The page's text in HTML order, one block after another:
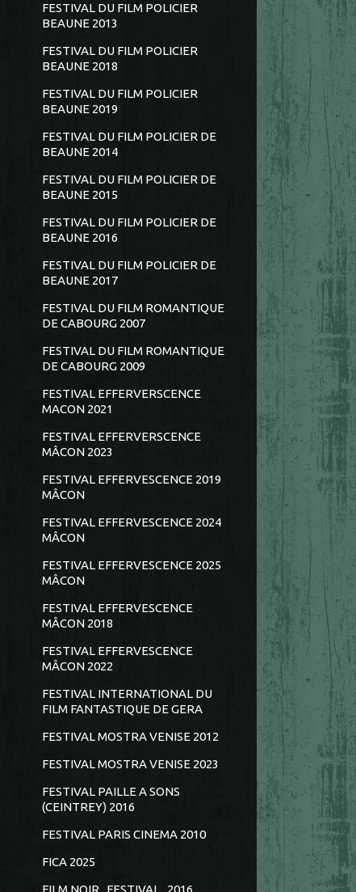
FESTIVAL DU FILM POLICIER
BEAUNE 2013
FESTIVAL DU FILM POLICIER
BEAUNE 2018
FESTIVAL DU FILM POLICIER
BEAUNE 2019
FESTIVAL DU FILM POLICIER DE
BEAUNE 2014
FESTIVAL DU FILM POLICIER DE
BEAUNE 2015
FESTIVAL DU FILM POLICIER DE
BEAUNE 2016
FESTIVAL DU FILM POLICIER DE
BEAUNE 2017
FESTIVAL DU FILM ROMANTIQUE
DE CABOURG 2007
FESTIVAL DU FILM ROMANTIQUE
DE CABOURG 2009
FESTIVAL EFFERVERSCENCE
MACON 2021
FESTIVAL EFFERVERSCENCE
MÂCON 2023
FESTIVAL EFFERVESCENCE 2019
MÂCON
FESTIVAL EFFERVESCENCE 2024
MÂCON
FESTIVAL EFFERVESCENCE 2025
MÂCON
FESTIVAL EFFERVESCENCE
MÂCON 2018
FESTIVAL EFFERVESCENCE
MÂCON 2022
FESTIVAL INTERNATIONAL DU
FILM FANTASTIQUE DE GERA
FESTIVAL MOSTRA VENISE 2012
FESTIVAL MOSTRA VENISE 2023
FESTIVAL PAILLE A SONS
(CEINTREY) 2016
FESTIVAL PARIS CINEMA 2010
FICA 2025